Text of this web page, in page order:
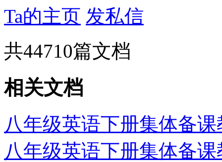
Ta的主页 发私信
共44710篇文档
相关文档
八年级英语下册集体备
八年级英语下册集体备